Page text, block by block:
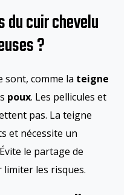
du cuir chevelu
?
sont, comme la teigne
poux. Les pellicules et
pas. La teigne
et nécessite un
le partage de
les risques.